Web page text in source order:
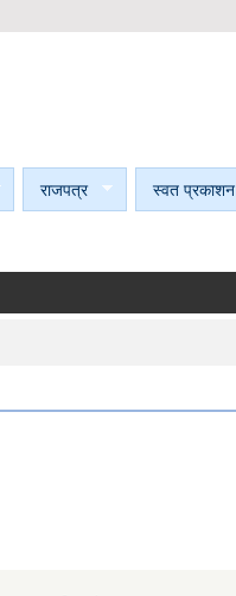
राजपत्र स्वत प्रकाशन